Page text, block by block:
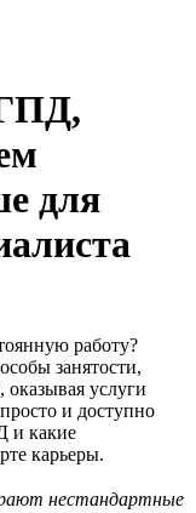
для
работу?
занятости,
оказывая услуги
и доступно
и какие
карьеры.
нестандартные